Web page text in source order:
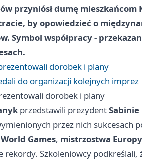
przyniósł dumę mieszkańcom
by opowiedzieć o
Symbol współpracy -
dorobek i plany
do organizacji kolejnych imprez
dorobek i plany
przedstawili prezydent
przez nich sukcesach
Games, mistrzostwa Europy
Szkoleniowcy podkreślali,